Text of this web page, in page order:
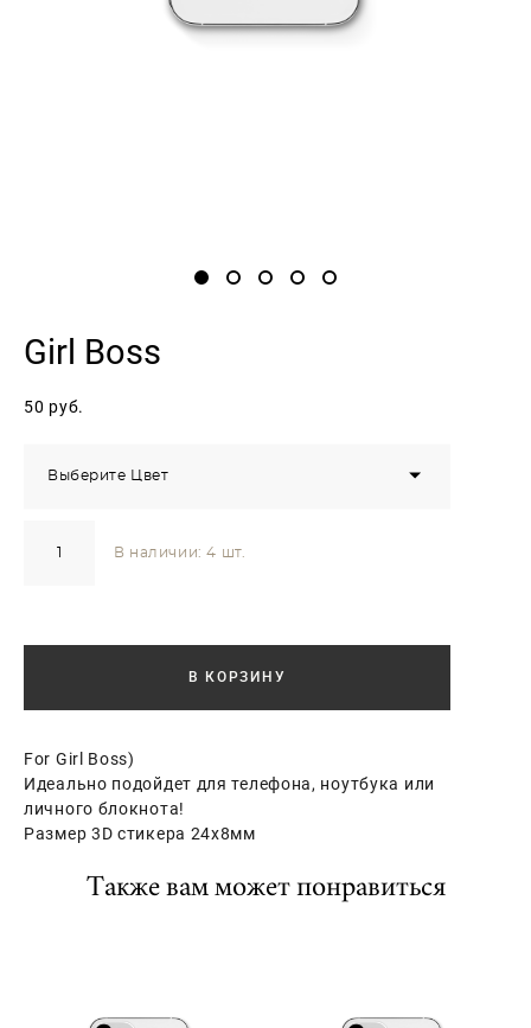
Girl Boss
50 pуб.
Выберите Цвет
В наличии:4 шт.
В КОРЗИНУ
For Girl Boss)
Идеально подойдет для телефона, ноутбука или
личного блокнота!
Размер 3D стикера 24х8мм
Также вам может понравиться